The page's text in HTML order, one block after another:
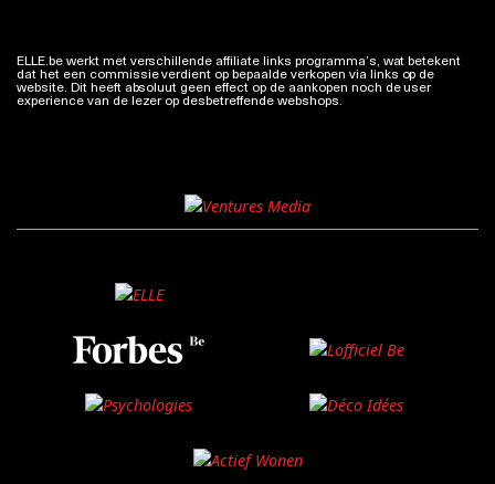
ELLE.be werkt met verschillende affiliate links programma’s, wat betekent
dat het een commissie verdient op bepaalde verkopen via links op de
website. Dit heeft absoluut geen effect op de aankopen noch de user
experience van de lezer op desbetreffende webshops.